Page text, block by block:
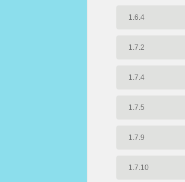
1.6.4
1.7.2
1.7.4
1.7.5
1.7.9
1.7.10